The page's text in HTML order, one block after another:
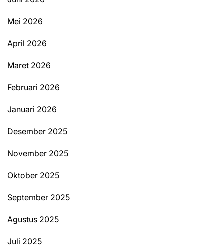
Mei 2026
April 2026
Maret 2026
Februari 2026
Januari 2026
Desember 2025
November 2025
Oktober 2025
September 2025
Agustus 2025
Juli 2025